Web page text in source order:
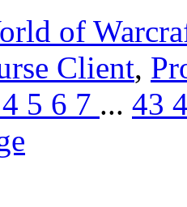
of
Client,
4 5 6 7 ... 43